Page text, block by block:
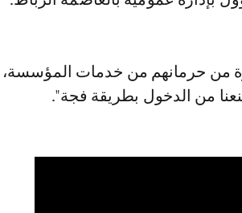
من حرمانهم من خدمات
من الدخول بطريقة فجة".